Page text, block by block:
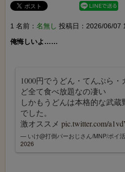
1 名前： 名無し 投稿日：2026/06/07
俺悔しいよ……
1000円でうどん・てんぷら
ど全て食べ放題なの凄い
しかもうどんは本格的な武蔵
でした。
激オススメ pic.twitter.com/
— いけ@打倒パーおじさん/MNP/ポイ
2026